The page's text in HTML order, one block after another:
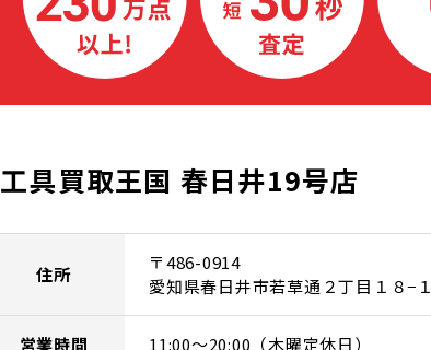
工具買取王国 春日井19号店
住所
〒486-0914
愛知県春日井市若草通２丁目１８−１
営業時間 11:00～20:00（木曜定休日）